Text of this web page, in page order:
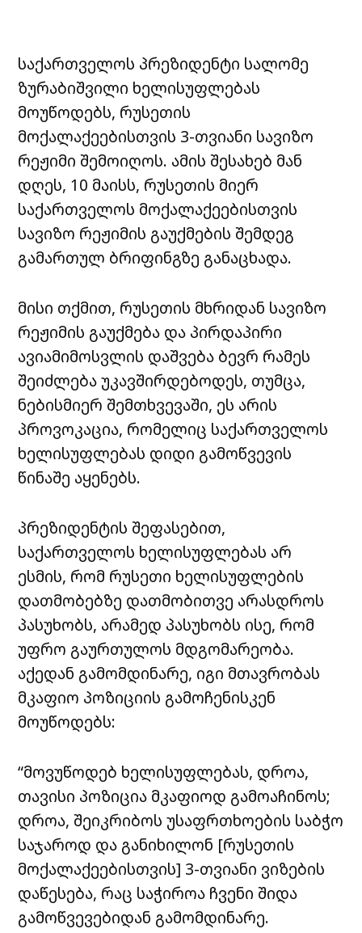
საქართველოს პრეზიდენტი სალომე
ზურაბიშვილი ხელისუფლებას
მოუწოდებს, რუსეთის
მოქალაქეებისთვის 3-თვიანი სავიზო
რეჟიმი შემოიღოს. ამის შესახებ მან
დღეს, 10 მაისს, რუსეთის მიერ
საქართველოს მოქალაქეებისთვის
სავიზო რეჟიმის გაუქმების შემდეგ
გამართულ ბრიფინგზე განაცხადა.
მისი თქმით, რუსეთის მხრიდან სავიზო
რეჟიმის გაუქმება და პირდაპირი
ავიამიმოსვლის დაშვება ბევრ რამეს
შეიძლება უკავშირდებოდეს, თუმცა,
ნებისმიერ შემთხვევაში, ეს არის
პროვოკაცია, რომელიც საქართველოს
ხელისუფლებას დიდი გამოწვევის
წინაშე აყენებს.
პრეზიდენტის შეფასებით,
საქართველოს ხელისუფლებას არ
ესმის, რომ რუსეთი ხელისუფლების
დათმობებზე დათმობითვე არასდროს
პასუხობს, არამედ პასუხობს ისე, რომ
უფრო გაურთულოს მდგომარეობა.
აქედან გამომდინარე, იგი მთავრობას
მკაფიო პოზიციის გამოჩენისკენ
მოუწოდებს:
“მოვუწოდებ ხელისუფლებას, დროა,
თავისი პოზიცია მკაფიოდ გამოაჩინოს;
დროა, შეიკრიბოს უსაფრთხოების საბჭო
საჯაროდ და განიხილონ [რუსეთის
მოქალაქეებისთვის] 3-თვიანი ვიზების
დაწესება, რაც საჭიროა ჩვენი შიდა
გამოწვევებიდან გამომდინარე.